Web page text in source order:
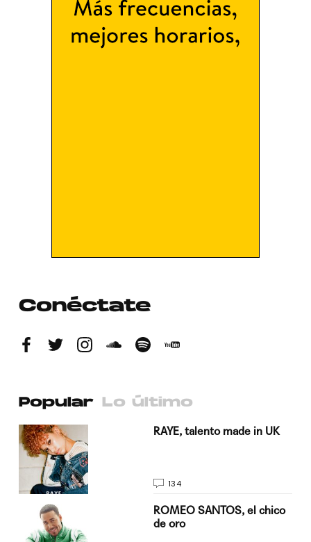
Conéctate
Popular Lo último
RAYE, talento made in UK
134
ROMEO SANTOS, el chico
de oro